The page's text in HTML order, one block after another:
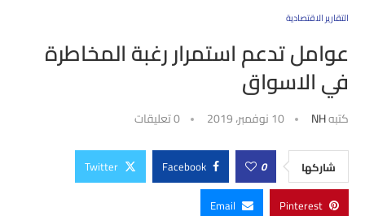
التقارير الاقتصادية
عوامل تدعم استمرار رغبة المخاطرة
في الاسواق
كتبهNH 10 نوفمبر، 2019 0 تعليقات
شاركها 0
Facebook
Twitter
Pinterest
Email